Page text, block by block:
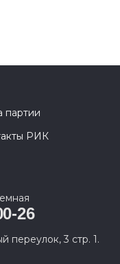
партии
РИК
26
переулок, 3 стр. 1.